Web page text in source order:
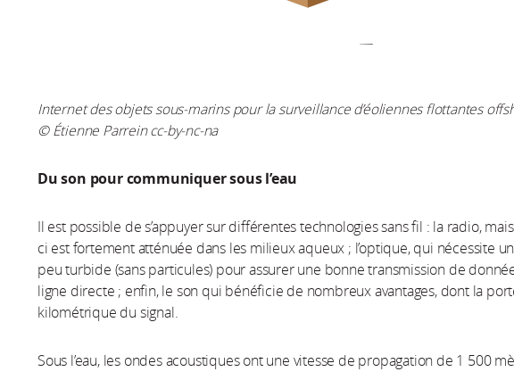
Internet des objets sous-marins pour la surveillance d’éoliennes flottantes
© Étienne Parrein cc-by-nc-na
Du son pour communiquer sous l’eau
Il est possible de s’appuyer sur différentes technologies sans fil : la radio,
ci est fortement atténuée dans les milieux aqueux ; l’optique, qui nécessite
peu turbide (sans particules) pour assurer une bonne transmission de
ligne directe ; enfin, le son qui bénéficie de nombreux avantages, dont la
kilométrique du signal.
Sous l’eau, les ondes acoustiques ont une vitesse de propagation de 1 500